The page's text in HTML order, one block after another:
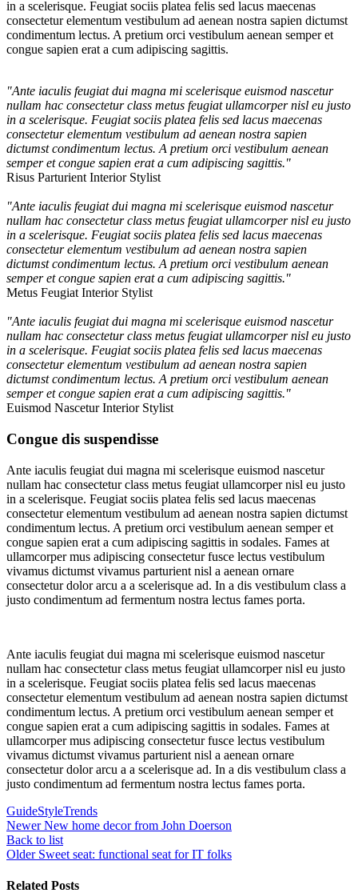
in a scelerisque. Feugiat sociis platea felis sed lacus maecenas
consectetur elementum vestibulum ad aenean nostra sapien dictumst
condimentum lectus. A pretium orci vestibulum aenean semper et
congue sapien erat a cum adipiscing sagittis.
"Ante iaculis feugiat dui magna mi scelerisque euismod nascetur
nullam hac consectetur class metus feugiat ullamcorper nisl eu justo
in a scelerisque. Feugiat sociis platea felis sed lacus maecenas
consectetur elementum vestibulum ad aenean nostra sapien
dictumst condimentum lectus. A pretium orci vestibulum aenean
semper et congue sapien erat a cum adipiscing sagittis."
Risus Parturient Interior Stylist
"Ante iaculis feugiat dui magna mi scelerisque euismod nascetur
nullam hac consectetur class metus feugiat ullamcorper nisl eu justo
in a scelerisque. Feugiat sociis platea felis sed lacus maecenas
consectetur elementum vestibulum ad aenean nostra sapien
dictumst condimentum lectus. A pretium orci vestibulum aenean
semper et congue sapien erat a cum adipiscing sagittis."
Metus Feugiat Interior Stylist
"Ante iaculis feugiat dui magna mi scelerisque euismod nascetur
nullam hac consectetur class metus feugiat ullamcorper nisl eu justo
in a scelerisque. Feugiat sociis platea felis sed lacus maecenas
consectetur elementum vestibulum ad aenean nostra sapien
dictumst condimentum lectus. A pretium orci vestibulum aenean
semper et congue sapien erat a cum adipiscing sagittis."
Euismod NasceturInterior Stylist
Congue dis suspendisse
Ante iaculis feugiat dui magna mi scelerisque euismod nascetur
nullam hac consectetur class metus feugiat ullamcorper nisl eu justo
in a scelerisque. Feugiat sociis platea felis sed lacus maecenas
consectetur elementum vestibulum ad aenean nostra sapien dictumst
condimentum lectus. A pretium orci vestibulum aenean semper et
congue sapien erat a cum adipiscing sagittis in sodales. Fames at
ullamcorper mus adipiscing consectetur fusce lectus vestibulum
vivamus dictumst vivamus parturient nisl a aenean ornare
consectetur dolor arcu a a scelerisque ad. In a dis vestibulum class a
justo condimentum ad fermentum nostra lectus fames porta.
Ante iaculis feugiat dui magna mi scelerisque euismod nascetur
nullam hac consectetur class metus feugiat ullamcorper nisl eu justo
in a scelerisque. Feugiat sociis platea felis sed lacus maecenas
consectetur elementum vestibulum ad aenean nostra sapien dictumst
condimentum lectus. A pretium orci vestibulum aenean semper et
congue sapien erat a cum adipiscing sagittis in sodales. Fames at
ullamcorper mus adipiscing consectetur fusce lectus vestibulum
vivamus dictumst vivamus parturient nisl a aenean ornare
consectetur dolor arcu a a scelerisque ad. In a dis vestibulum class a
justo condimentum ad fermentum nostra lectus fames porta.
GuideStyleTrends
Newer New home decor from John Doerson
Back to list
Older Sweet seat: functional seat for IT folks
Related Posts